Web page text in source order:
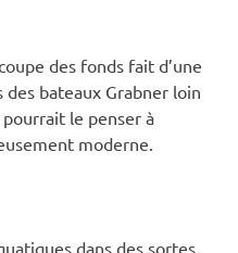
des fonds fait d’une
bateaux Grabner loin
le penser à
moderne.
dans des sortes